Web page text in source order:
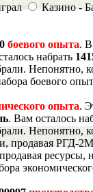
Казино -
0 боевого опыта. В
набрать
Непонятно,
боевого
опыта.
. Вам осталось
Непонятно,
продавая РГД-